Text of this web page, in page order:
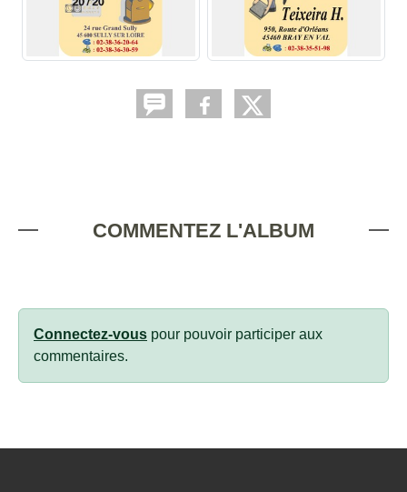
COMMENTEZ L'ALBUM
Connectez-vous pour pouvoir participer aux
commentaires.